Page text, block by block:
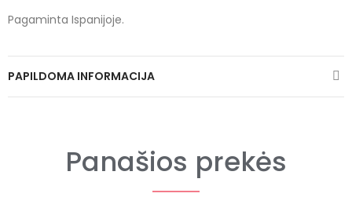
Pagaminta Ispanijoje.
PAPILDOMA INFORMACIJA
Panašios prekės